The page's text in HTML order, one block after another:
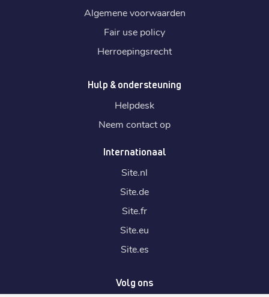
Algemene voorwaarden
Fair use policy
Herroepingsrecht
Hulp & ondersteuning
Helpdesk
Neem contact op
Internationaal
Site.nl
Site.de
Site.fr
Site.eu
Site.es
Volg ons